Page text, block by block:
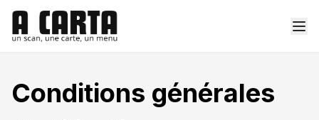
Conditions générales